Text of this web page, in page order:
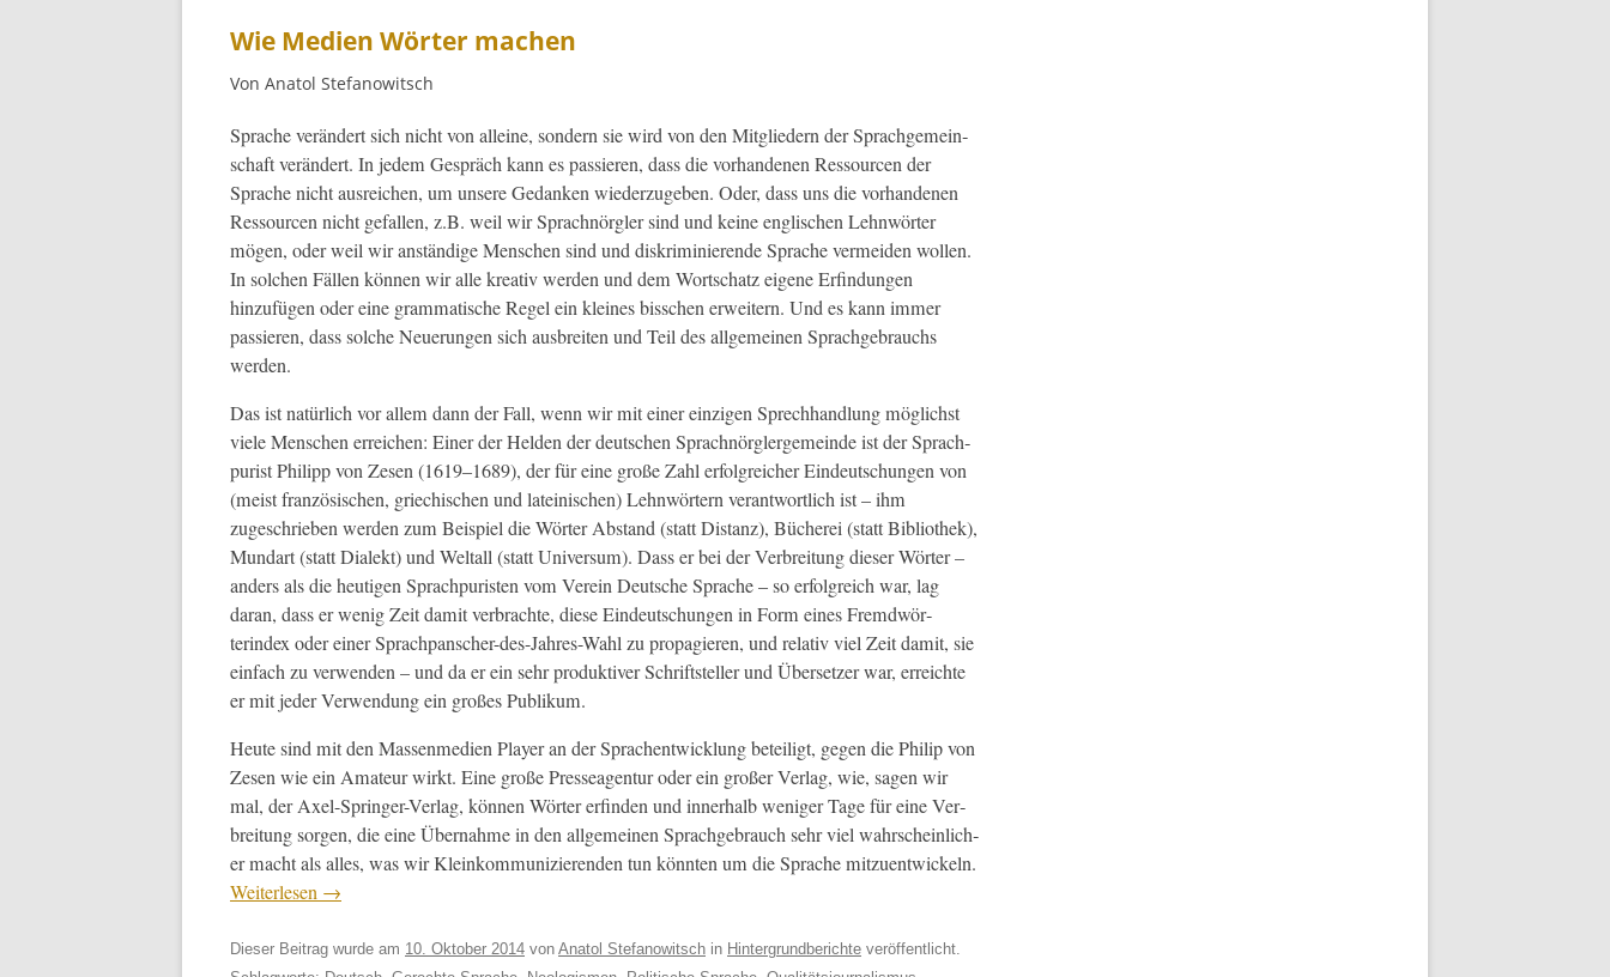
Wie Medien Wörter machen
Von Anatol Stefanowitsch
Sprache verän­dert sich nicht von alleine, son­dern sie wird von den Mit­gliedern der Sprachge­mein­
schaft verän­dert. In jedem Gespräch kann es passieren, dass die vorhan­de­nen Ressourcen der
Sprache nicht aus­re­ichen, um unsere Gedanken wiederzugeben. Oder, dass uns die vorhan­de­nen
Ressourcen nicht gefall­en, z.B. weil wir Sprach­nör­gler sind und keine englis­chen Lehn­wörter
mögen, oder weil wir anständi­ge Men­schen sind und diskri­m­inierende Sprache ver­mei­den wollen.
In solchen Fällen kön­nen wir alle kreativ wer­den und dem Wortschatz eigene Erfind­un­gen
hinzufü­gen oder eine gram­ma­tis­che Regel ein kleines biss­chen erweit­ern. Und es kann immer
passieren, dass solche Neuerun­gen sich aus­bre­it­en und Teil des all­ge­meinen Sprachge­brauchs
werden.
Das ist natür­lich vor allem dann der Fall, wenn wir mit ein­er einzi­gen Sprech­hand­lung möglichst
viele Men­schen erre­ichen: Ein­er der Helden der deutschen Sprach­nör­g­lerge­meinde ist der Sprach­
purist Philipp von Zesen (1619–1689), der für eine große Zahl erfol­gre­ich­er Ein­deutschun­gen von
(meist franzö­sis­chen, griechis­chen und lateinis­chen) Lehn­wörtern ver­ant­wortlich ist – ihm
zugeschrieben wer­den zum Beispiel die Wörter Abstand (statt Dis­tanz), Bücherei (statt Bib­lio­thek),
Mundart (statt Dialekt) und Weltall (statt Uni­ver­sum). Dass er bei der Ver­bre­itung dieser Wörter –
anders als die heuti­gen Sprach­puris­ten vom Vere­in Deutsche Sprache – so erfol­gre­ich war, lag
daran, dass er wenig Zeit damit ver­brachte, diese Ein­deutschun­gen in Form eines Fremd­wör­
terindex oder ein­er Sprach­pan­sch­er-des-Jahres-Wahl zu propagieren, und rel­a­tiv viel Zeit damit, sie
ein­fach zu ver­wen­den – und da er ein sehr pro­duk­tiv­er Schrift­steller und Über­set­zer war, erre­ichte
er mit jed­er Ver­wen­dung ein großes Publikum.
Heute sind mit den Massen­me­di­en Play­er an der Sprachen­twick­lung beteiligt, gegen die Philip von
Zesen wie ein Ama­teur wirkt. Eine große Presseagen­tur oder ein großer Ver­lag, wie, sagen wir
mal, der Axel-Springer-Ver­lag, kön­nen Wörter erfind­en und inner­halb weniger Tage für eine Ver­
bre­itung sor­gen, die eine Über­nahme in den all­ge­meinen Sprachge­brauch sehr viel wahrschein­lich­
er macht als alles, was wir Kleinkom­mu­nizieren­den tun kön­nten um die Sprache mitzuen­twick­eln.
Weit­er­lesen →
Dieser Beitrag wurde am 10. Oktober 2014 von Anatol Stefanowitsch in Hintergrundberichte veröffentlicht.